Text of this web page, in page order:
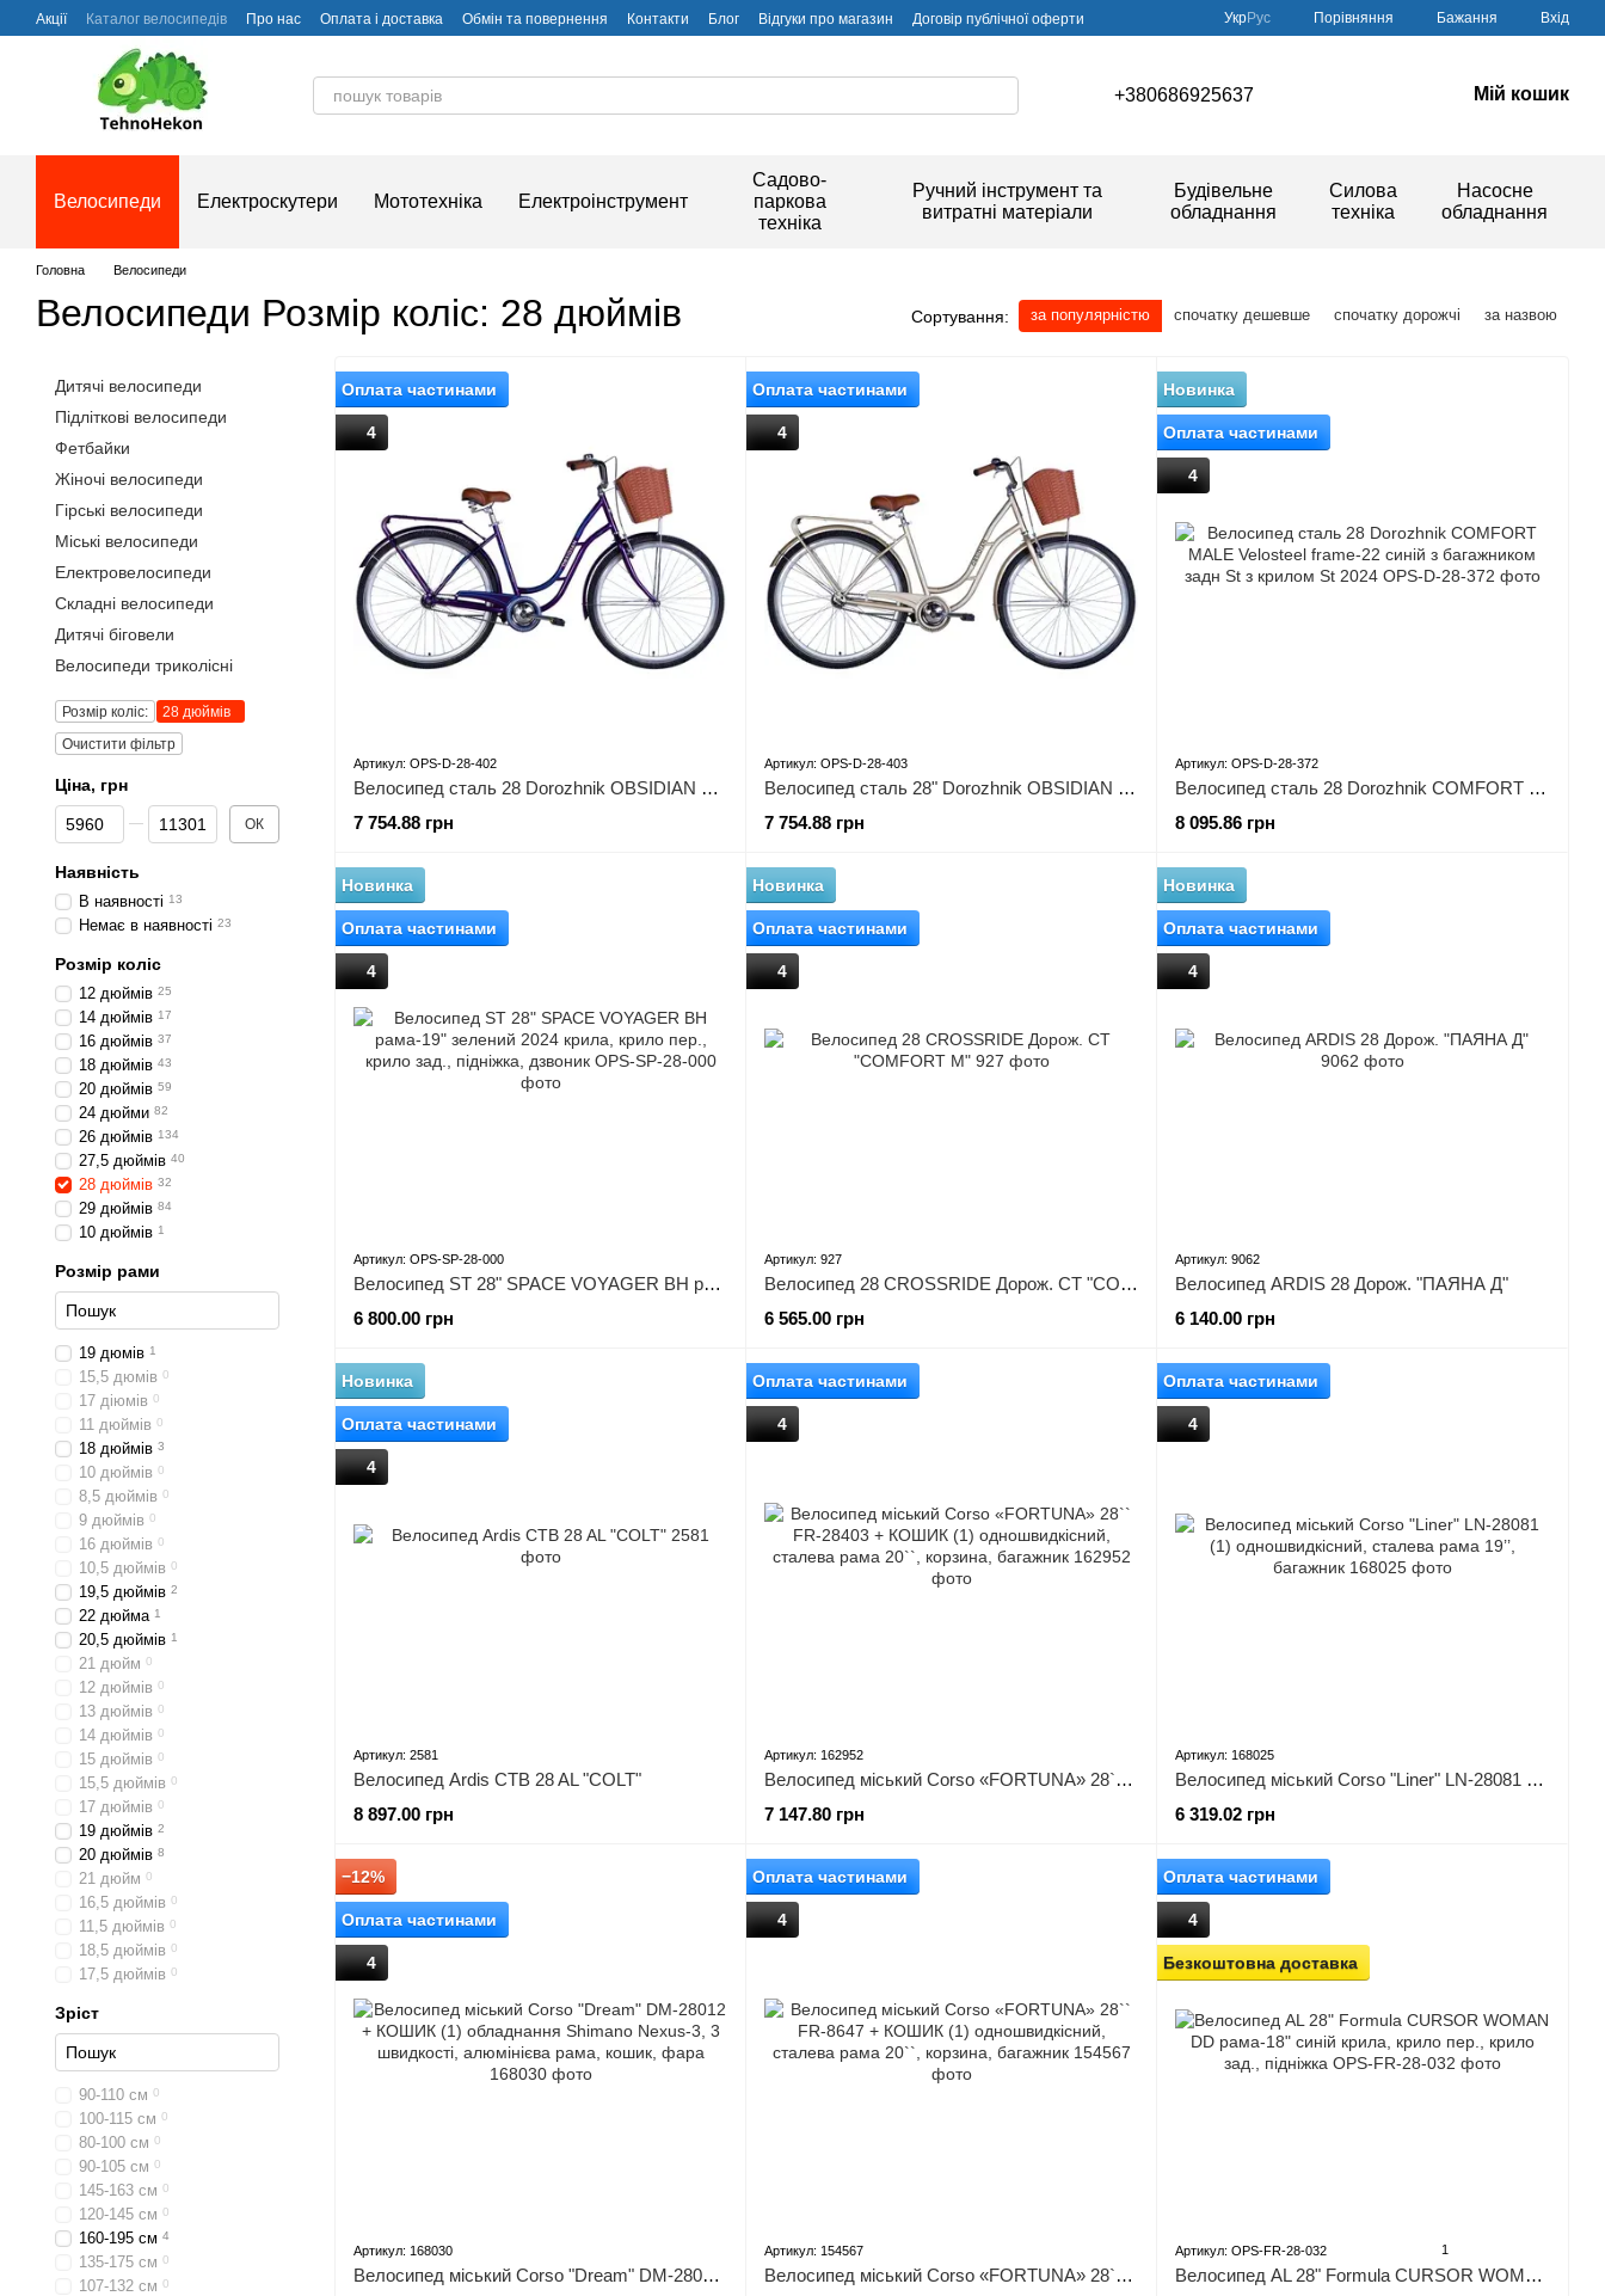
Перейти до основного контенту
Акції Каталог велосипедів Про нас Оплата і доставка Обмін та повернення Контакти Блог Відгуки про магазин
Договір публічної оферти
УкрРус Порівняння Бажання Вхід
+380686925637 Мій кошик
Велосипеди Електроскутери Мототехніка Електроінструмент
Садово-
паркова
техніка
Ручний інструмент та
витратні матеріали
Будівельне
обладнання
Силова
техніка
Насосне
обладнання
Головна Велосипеди
Велосипеди Розмір коліс: 28 дюймів Сортування: за популярністю спочатку дешевше спочатку дорожчі за назвою
Оплата частинами
4
Артикул: OPS-D-28-402
Велосипед сталь 28 Dorozhnik OBSIDIAN рама-19,5" фіолетовий з багажником задн St з корзиною Pl з
7 754.88 грн
Оплата частинами
4
Артикул: OPS-D-28-403
Велосипед сталь 28" Dorozhnik OBSIDIAN рама-19,5" шампань з багажником задн St з корзиною Pl з
7 754.88 грн
Новинка
Оплата частинами
4
Артикул: OPS-D-28-372
Велосипед сталь 28 Dorozhnik COMFORT MALE Velosteel frame-22 синій з багажником задн St з крилом St 2024
8 095.86 грн
Новинка
Оплата частинами
4
Артикул: OPS-SP-28-000
Велосипед ST 28" SPACE VOYAGER BH рама-19" зелений 2024 крила, крило пер., крило зад., підніжка, дзвоник
6 800.00 грн
Новинка
Оплата частинами
4
Артикул: 927
Велосипед 28 CROSSRIDE Дорож. CT "COMFORT M"
6 565.00 грн
Новинка
Оплата частинами
4
Артикул: 9062
Велосипед ARDIS 28 Дорож. "ПАЯНА Д"
6 140.00 грн
Новинка
Оплата частинами
4
Артикул: 2581
Велосипед Ardis CTB 28 AL "COLT"
8 897.00 грн
Оплата частинами
4
Артикул: 162952
Велосипед міський Corso «FORTUNA» 28`` FR-28403 + КОШИК (1) одношвидкісний, сталева рама 20``, корзина, багажник
7 147.80 грн
Оплата частинами
4
Артикул: 168025
Велосипед міський Corso "Liner" LN-28081 (1) одношвидкісний, сталева рама 19’’, багажник
6 319.02 грн
−12%
Оплата частинами
4
Артикул: 168030
Велосипед міський Corso "Dream" DM-28012 + КОШИК (1) обладнання Shimano Nexus-3, 3 швидкості, алюмінієва рама, кошик, фара
Оплата частинами
4
Артикул: 154567
Велосипед міський Corso «FORTUNA» 28`` FR-8647 + КОШИК (1) одношвидкісний, сталева рама 20``, корзина, багажник
Оплата частинами
4
Безкоштовна доставка
Артикул: OPS-FR-28-032 1
Велосипед AL 28" Formula CURSOR WOMAN DD рама-18" синій крила, крило пер., крило зад., підніжка
Дитячі велосипеди
Підліткові велосипеди
Фетбайки
Жіночі велосипеди
Гірські велосипеди
Міські велосипеди
Електровелосипеди
Складні велосипеди
Дитячі біговели
Велосипеди триколісні
Розмір коліс:
28 дюймів
Очистити фільтр
Ціна, грн
Від Ціна, грн
До Ціна, грн ОК
Наявність
В наявності 13
Немає в наявності 23
Розмір коліс
12 дюймів 25
14 дюймів 17
16 дюймів 37
18 дюймів 43
20 дюймів 59
24 дюйми 82
26 дюймів 134
27,5 дюймів 40
28 дюймів 32
29 дюймів 84
10 дюймів 1
Розмір рами
19 дюмів 1
15,5 дюмів 0
17 діюмів 0
11 дюймів 0
18 дюймів 3
10 дюймів 0
8,5 дюймів 0
9 дюймів 0
16 дюймів 0
10,5 дюймів 0
19,5 дюймів 2
22 дюйма 1
20,5 дюймів 1
21 дюйм 0
12 дюймів 0
13 дюймів 0
14 дюймів 0
15 дюймів 0
15,5 дюймів 0
17 дюймів 0
19 дюймів 2
20 дюймів 8
21 дюйм 0
16,5 дюймів 0
11,5 дюймів 0
18,5 дюймів 0
17,5 дюймів 0
Зріст
90-110 см 0
100-115 см 0
80-100 см 0
90-105 см 0
145-163 см 0
120-145 см 0
160-195 см 4
135-175 см 0
107-132 см 0